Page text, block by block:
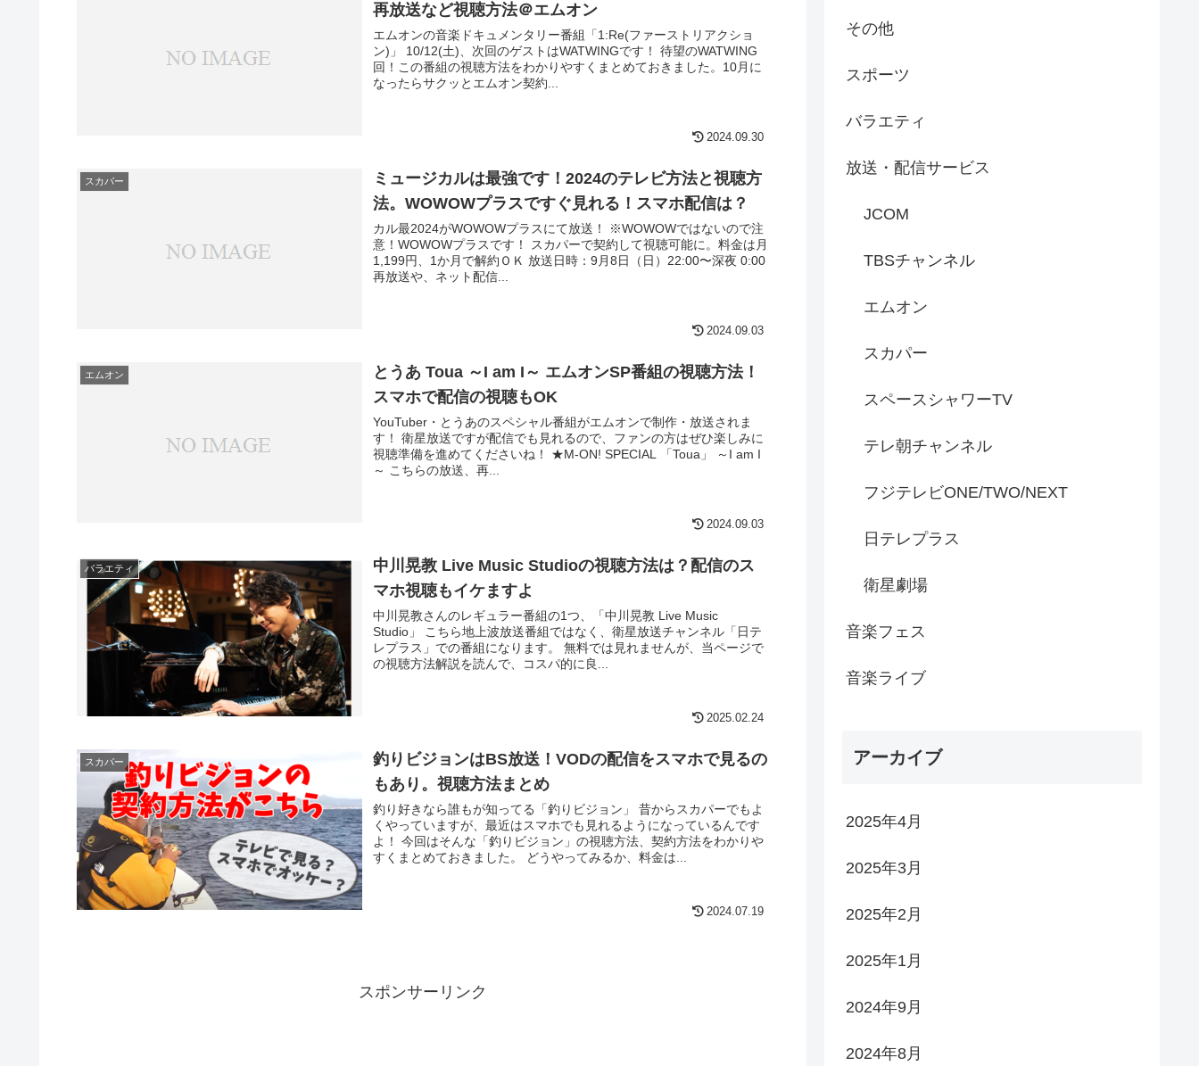
再放送など視聴方法＠エムオン
エムオンの音楽ドキュメンタリー番組「1:Re(ファーストリアクショ
ン)」 10/12(土)、次回のゲストはWATWINGです！ 待望のWATWING
回！この番組の視聴方法をわかりやすくまとめておきました。10月に
なったらサクッとエムオン契約...
2024.09.30
スカパー
ミュージカルは最強です！2024のテレビ方法と視聴方
法。WOWOWプラスですぐ見れる！スマホ配信は？
カル最2024がWOWOWプラスにて放送！ ※WOWOWではないので注
意！WOWOWプラスです！ スカパーで契約して視聴可能に。料金は月
1,199円、1か月で解約ＯＫ 放送日時：9月8日（日）22:00〜深夜 0:00
再放送や、ネット配信...
2024.09.03
エムオン
とうあ Toua ～I am I～ エムオンSP番組の視聴方法！
スマホで配信の視聴もOK
YouTuber・とうあのスペシャル番組がエムオンで制作・放送されま
す！ 衛星放送ですが配信でも見れるので、ファンの方はぜひ楽しみに
視聴準備を進めてくださいね！ ★M-ON! SPECIAL 「Toua」 ～I am I
～ こちらの放送、再...
2024.09.03
バラエティ
中川晃教 Live Music Studioの視聴方法は？配信のス
マホ視聴もイケますよ
中川晃教さんのレギュラー番組の1つ、「中川晃教 Live Music
Studio」 こちら地上波放送番組ではなく、衛星放送チャンネル「日テ
レプラス」での番組になります。 無料では見れませんが、当ページで
の視聴方法解説を読んで、コスパ的に良...
2025.02.24
スカパー
釣りビジョンはBS放送！VODの配信をスマホで見るの
もあり。視聴方法まとめ
釣り好きなら誰もが知ってる「釣りビジョン」 昔からスカパーでもよ
くやっていますが、最近はスマホでも見れるようになっているんです
よ！ 今回はそんな「釣りビジョン」の視聴方法、契約方法をわかりや
すくまとめておきました。 どうやってみるか、料金は...
2024.07.19
スポンサーリンク
その他
スポーツ
バラエティ
放送・配信サービス
JCOM
TBSチャンネル
エムオン
スカパー
スペースシャワーTV
テレ朝チャンネル
フジテレビONE/TWO/NEXT
日テレプラス
衛星劇場
音楽フェス
音楽ライブ
アーカイブ
2025年4月
2025年3月
2025年2月
2025年1月
2024年9月
2024年8月